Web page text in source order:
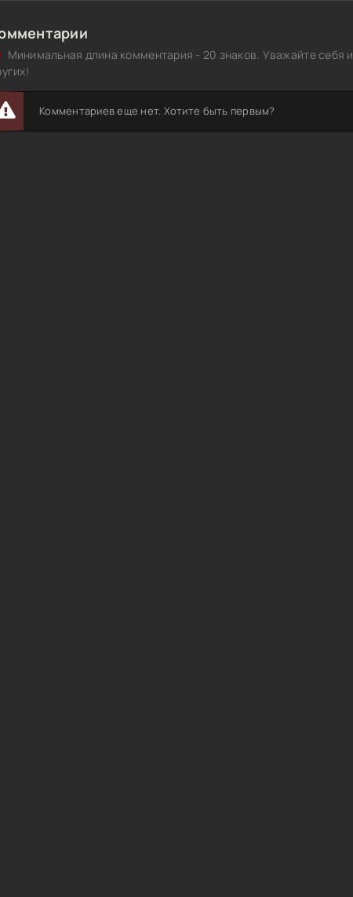
Минимальная длина комментария - 20 знаков. Уважайте себя и
Комментариев еще нет. Хотите быть первым?